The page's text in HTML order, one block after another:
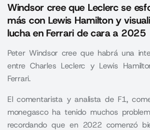
Windsor cree que Leclerc se
más con Lewis Hamilton y
lucha en Ferrari de cara a 2025
Peter Windsor cree que habrá una
entre Charles Leclerc y Lewis
Ferrari.
El comentarista y analista de F1,
monegasco ha tenido muchos
recordando que en 2022 comenzó